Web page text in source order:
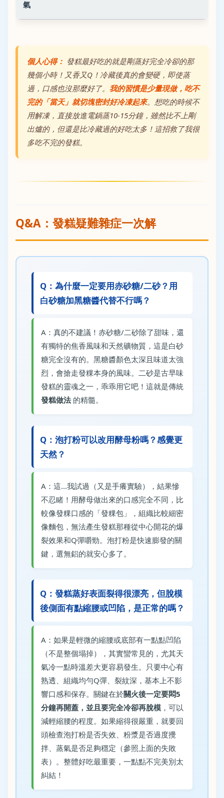
氣
個人心得： 發糕最好吃的就是剛蒸好完全冷卻的那
幾個小時！又香又Q！冷藏後真的會變硬，即使蒸
過，口感也沒那麼好了。 我的習慣是少量現做，吃不
完的「當天」就切塊密封好冷凍起來。想吃的時候不
用解凍，直接放進電鍋蒸10-15分鐘，雖然比不上剛
出爐的，但還是比冷藏過的好吃太多！這招救了我很
多吃不完的發糕。
Q&A：發糕疑難雜症一次解
Q：為什麼一定要用赤砂糖/二砂？用
白砂糖加黑糖醬代替不行嗎？
A：真的不建議！赤砂糖/二砂除了甜味，還
有獨特的焦香風味和天然礦物質，這是白砂
糖完全沒有的。黑糖醬顏色太深且味道太強
烈，會搶走發粿本身的風味。二砂是古早味
發糕的靈魂之一，乖乖用它吧！這就是傳統
發糕做法的精髓。
Q：泡打粉可以改用酵母粉嗎？感覺更
天然？
A：這...我試過（又是手癢實驗），結果慘
不忍睹！用酵母做出來的口感完全不同，比
較像發粿口感的「發粿包」，組織比較細密
像麵包，無法產生發糕那種從中心開花的爆
裂效果和Q彈嚼勁。泡打粉是快速膨發的關
鍵，選無鋁的就安心多了。
Q：發糕蒸好表面裂得很漂亮，但脫模
後側面有點縮腰或凹陷，是正常的嗎？
A：如果是輕微的縮腰或底部有一點點凹陷
（不是整個塌掉），其實蠻常見的，尤其天
氣冷一點時溫差大更容易發生。只要中心有
熟透、組織均勻Q彈、裂紋深，基本上不影
響口感和保存。關鍵在於關火後一定要悶5
分鐘再開蓋，並且要完全冷卻再脫模 ，可以
減輕縮腰的程度。如果縮得很嚴重，就要回
頭檢查泡打粉是否失效、粉漿是否過度攪
拌、蒸氣是否足夠穩定（參照上面的失敗
表）。整體好吃最重要，一點點不完美別太
糾結！